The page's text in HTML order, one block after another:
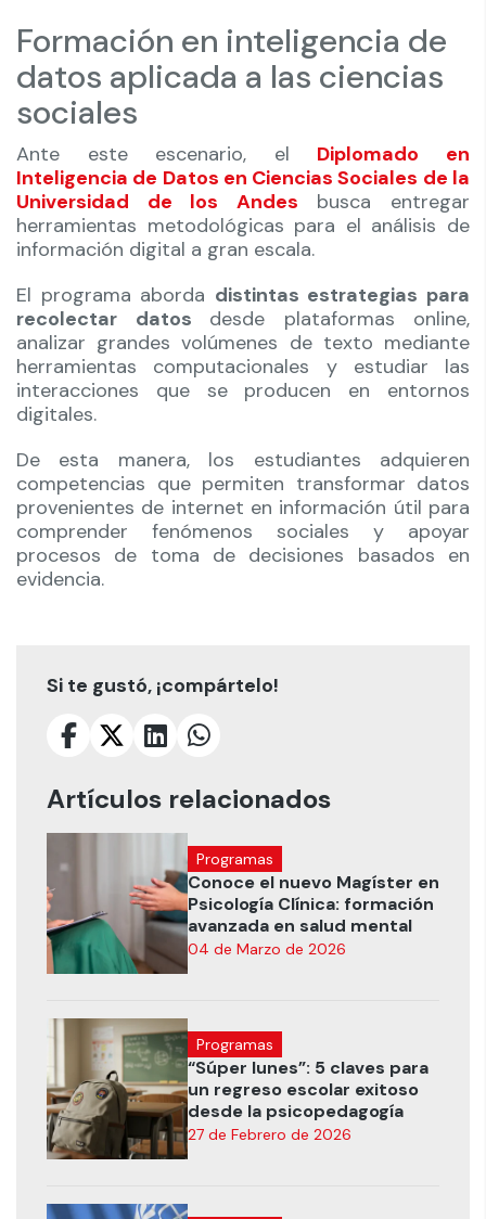
Formación en inteligencia de
datos aplicada a las ciencias
sociales
Ante este escenario, el Diplomado en
Inteligencia de Datos en Ciencias Sociales de la
Universidad de los Andes busca entregar
herramientas metodológicas para el análisis de
información digital a gran escala.
El programa aborda distintas estrategias para
recolectar datos desde plataformas online,
analizar grandes volúmenes de texto mediante
herramientas computacionales y estudiar las
interacciones que se producen en entornos
digitales.
De esta manera, los estudiantes adquieren
competencias que permiten transformar datos
provenientes de internet en información útil para
comprender fenómenos sociales y apoyar
procesos de toma de decisiones basados en
evidencia.
Si te gustó, ¡compártelo!
Artículos relacionados
Programas
Conoce el nuevo Magíster en
Psicología Clínica: formación
avanzada en salud mental
04 de Marzo de 2026
Programas
“Súper lunes”: 5 claves para
un regreso escolar exitoso
desde la psicopedagogía
27 de Febrero de 2026